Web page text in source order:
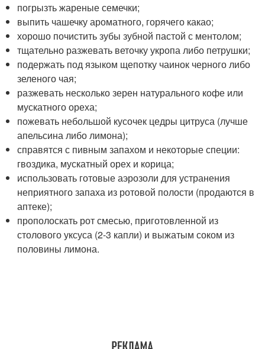
погрызть жареные семечки;
выпить чашечку ароматного, горячего какао;
хорошо почистить зубы зубной пастой с ментолом;
тщательно разжевать веточку укропа либо петрушки;
подержать под языком щепотку чаинок черного либо
зеленого чая;
разжевать несколько зерен натурального кофе или
мускатного ореха;
пожевать небольшой кусочек цедры цитруса (лучше
апельсина либо лимона);
справятся с пивным запахом и некоторые специи:
гвоздика, мускатный орех и корица;
использовать готовые аэрозоли для устранения
неприятного запаха из ротовой полости (продаются в
аптеке);
прополоскать рот смесью, приготовленной из
столового уксуса (2-3 капли) и выжатым соком из
половины лимона.